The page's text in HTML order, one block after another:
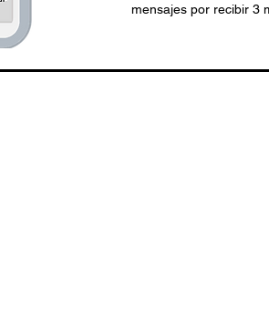
mensajes por recibir 3